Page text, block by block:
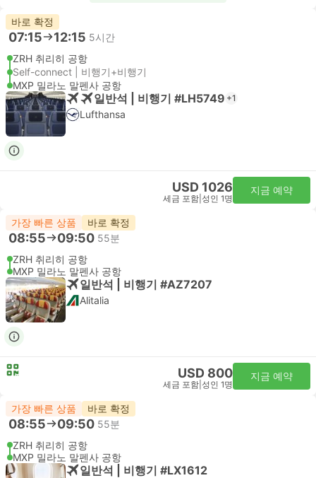
바로 확정
07:15 12:15 5시간
ZRH 취리히 공항
Self-connect | 비행기+비행기
MXP 밀라노 말펜사 공항
일반석 | 비행기 #LH5749 +1
Lufthansa
USD 1026
세금 포함 성인 1명
지금 예약
가장 빠른 상품 바로 확정
08:55 09:50 55분
ZRH 취리히 공항
MXP 밀라노 말펜사 공항
일반석 | 비행기 #AZ7207
Alitalia
USD 800
세금 포함 성인 1명
지금 예약
가장 빠른 상품 바로 확정
08:55 09:50 55분
ZRH 취리히 공항
MXP 밀라노 말펜사 공항
일반석 | 비행기 #LX1612